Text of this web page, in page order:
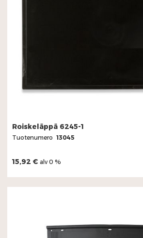
Roiskeläppä 6245-1
Tuotenumero 13045
15,92 € alv 0 %